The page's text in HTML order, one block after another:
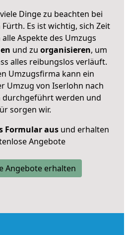
Dinge zu beachten bei
Es ist wichtig, sich Zeit
Aspekte des Umzugs
und zu organisieren, um
alles reibungslos verläuft.
Umzugsfirma kann ein
Umzug von Iserlohn nach
werden und
sorgen wir.
Formular ausund erhalten
Angebote
Angebote erhalten